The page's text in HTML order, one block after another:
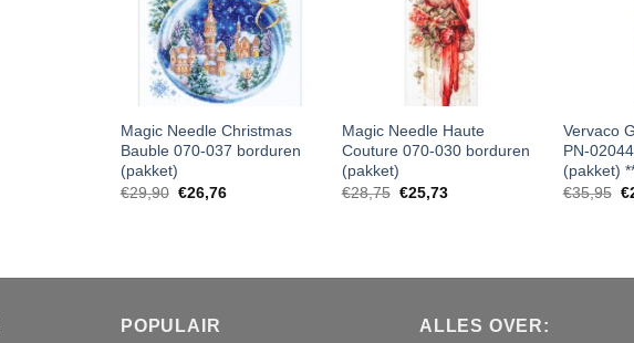
Magic Needle Christmas
Bauble 070-037 borduren
(pakket)
€29,90 €26,76
Magic Needle Haute
Couture 070-030 borduren
(pakket)
€28,75 €25,73
Vervaco
PN-
(pakket)
€35,95 €
POPULAIR ALLES OVER: